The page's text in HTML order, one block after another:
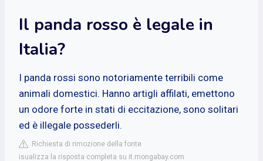
Il panda rosso è legale in
Italia?
I panda rossi sono notoriamente terribili come
animali domestici. Hanno artigli affilati, emettono
un odore forte in stati di eccitazione, sono solitari
ed è illegale possederli.
Richiesta di rimozione della fonte
isualizza la risposta completa su it.mongabay.com